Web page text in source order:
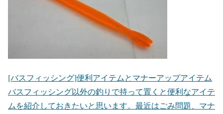
[バスフィッシング]便利アイテムとマナーアップアイテム
バスフィッシング以外の釣りで持って置くと便利なアイテ
ムを紹介しておきたいと思います。最近はごみ問題、マナ